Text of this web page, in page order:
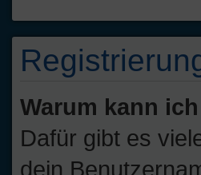
Warum kann
Dafür gibt es
dein